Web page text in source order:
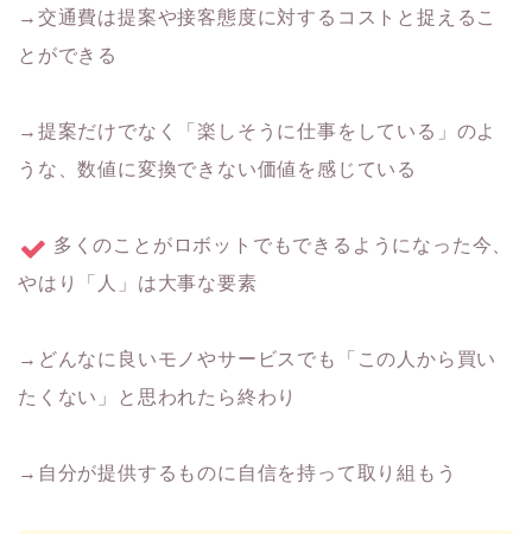
→交通費は提案や接客態度に対するコストと捉えるこ
とができる
→提案だけでなく「楽しそうに仕事をしている」のよ
うな、数値に変換できない価値を感じている
多くのことがロボットでもできるようになった今、
やはり「人」は大事な要素
→どんなに良いモノやサービスでも「この人から買い
たくない」と思われたら終わり
→自分が提供するものに自信を持って取り組もう